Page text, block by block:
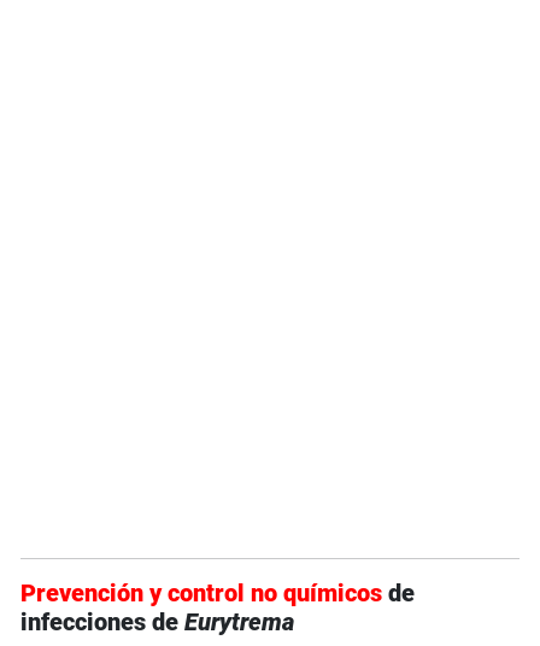
Prevención y control no químicos de
infecciones deEurytrema